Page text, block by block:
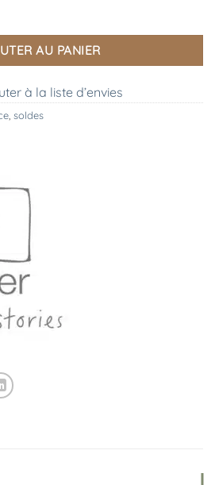
Cheminée Cœur
AU PANIER
à la liste d’envies
soldes